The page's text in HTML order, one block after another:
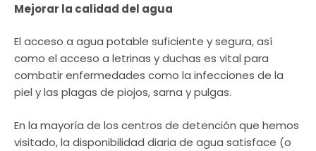
Mejorar la calidad del agua
El acceso a agua potable suficiente y segura, así
como el acceso a letrinas y duchas es vital para
combatir enfermedades como la infecciones de la
piel y las plagas de piojos, sarna y pulgas.
En la mayoría de los centros de detención que hemos
visitado, la disponibilidad diaria de agua satisface (o